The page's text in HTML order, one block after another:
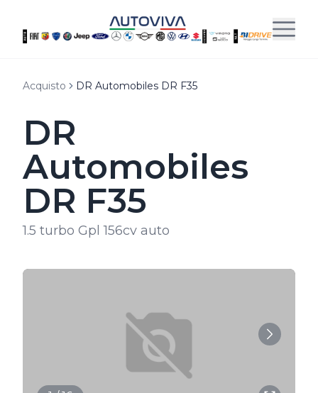
Acquisto DR Automobiles DR F35
DR
Automobiles
DR F35
1.5 turbo Gpl 156cv auto